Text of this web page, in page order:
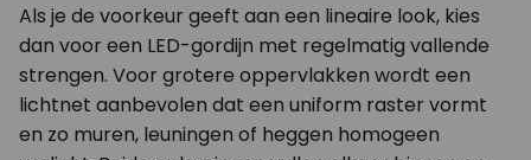
Als je de voorkeur geeft aan een lineaire look, kies
dan voor een LED-gordijn met regelmatig vallende
strengen. Voor grotere oppervlakken wordt een
lichtnet aanbevolen dat een uniform raster vormt
en zo muren, leuningen of heggen homogeen